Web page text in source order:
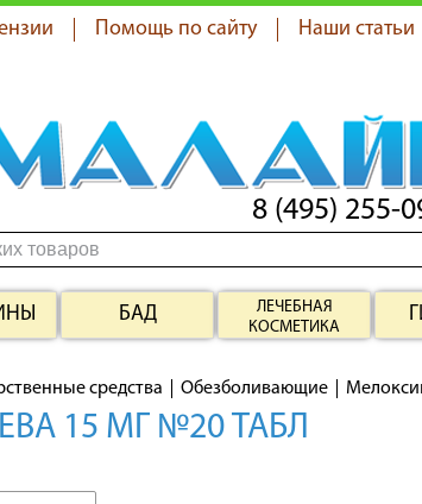
Помощь по сайту Наши статьи
8 (495) 255-
БАД
ЛЕЧЕБНАЯ
КОСМЕТИКА
средства Обезболивающие
15 МГ №20 ТАБЛ